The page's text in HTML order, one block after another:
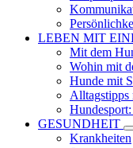
LEBEN MIT
Mit dem
Wohin mit
Hunde mit
Alltagstipps
GESUNDHEIT
Krankheiten